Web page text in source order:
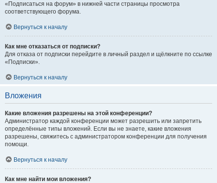
«Подписаться на форум» в нижней части страницы просмотра
соответствующего форума.
Вернуться к началу
Как мне отказаться от подписки?
Для отказа от подписки перейдите в личный раздел и щёлкните по ссылке
«Подписки».
Вернуться к началу
Вложения
Какие вложения разрешены на этой конференции?
Администратор каждой конференции может разрешить или запретить
определённые типы вложений. Если вы не знаете, какие вложения
разрешены, свяжитесь с администратором конференции для получения
помощи.
Вернуться к началу
Как мне найти мои вложения?